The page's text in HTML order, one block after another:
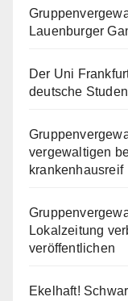
Lauenburger
Der Uni
deutsche
vergewaltigen
krankenhausreif
Lokalzeitung
veröffentlichen
Ekelhaft!